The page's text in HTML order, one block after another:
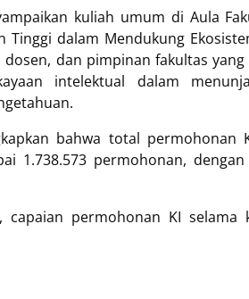
kuliah umum di Aula
dalam Mendukung
dan pimpinan fakultas
intelektual dalam
bahwa total permohonan
1.738.573 permohonan,
permohonan KI selama